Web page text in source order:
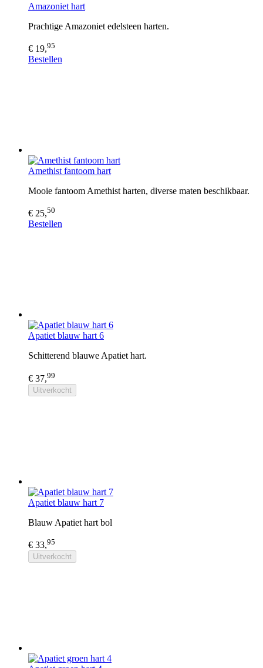
Amazoniet hart
Prachtige Amazoniet edelsteen harten.
€ 19,95
Bestellen
Amethist fantoom hart
Mooie fantoom Amethist harten, diverse maten beschikbaar.
€ 25,50
Bestellen
Apatiet blauw hart 6
Schitterend blauwe Apatiet hart.
€ 37,99
Uitverkocht
Apatiet blauw hart 7
Blauw Apatiet hart bol
€ 33,95
Uitverkocht